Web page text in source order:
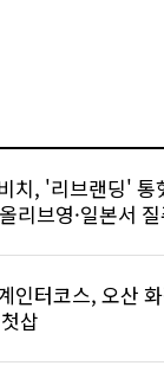
치, '리브랜딩' 통
리브영·일본서
인터코스, 오산
삽